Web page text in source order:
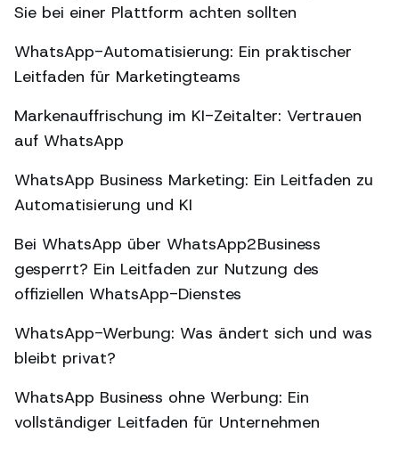
Sie bei einer Plattform achten sollten
WhatsApp-Automatisierung: Ein praktischer
Leitfaden für Marketingteams
Markenauffrischung im KI-Zeitalter: Vertrauen
auf WhatsApp
WhatsApp Business Marketing: Ein Leitfaden zu
Automatisierung und KI
Bei WhatsApp über WhatsApp2Business
gesperrt? Ein Leitfaden zur Nutzung des
offiziellen WhatsApp-Dienstes
WhatsApp-Werbung: Was ändert sich und was
bleibt privat?
WhatsApp Business ohne Werbung: Ein
vollständiger Leitfaden für Unternehmen